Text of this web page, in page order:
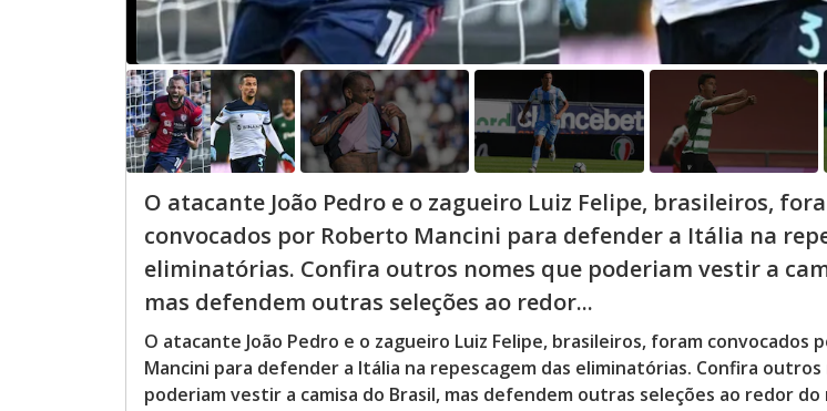
O atacante João Pedro e o zagueiro Luiz Felipe, brasileiros,
convocados por Roberto Mancini para defender a Itália na
eliminatórias. Confira outros nomes que poderiam vestir a
mas defendem outras seleções ao redor...
O atacante João Pedro e o zagueiro Luiz Felipe, brasileiros, foram convocados
Mancini para defender a Itália na repescagem das eliminatórias. Confira outros
poderiam vestir a camisa do Brasil, mas defendem outras seleções ao redor do